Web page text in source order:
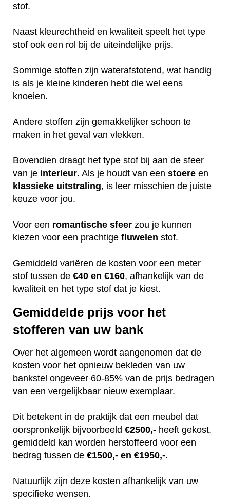
stof.
Naast kleurechtheid en kwaliteit speelt het type
stof ook een rol bij de uiteindelijke prijs.
Sommige stoffen zijn waterafstotend, wat handig
is als je kleine kinderen hebt die wel eens
knoeien.
Andere stoffen zijn gemakkelijker schoon te
maken in het geval van vlekken.
Bovendien draagt het type stof bij aan de sfeer
van je interieur. Als je houdt van een stoere en
klassieke uitstraling, is leer misschien de juiste
keuze voor jou.
Voor een romantische sfeer zou je kunnen
kiezen voor een prachtige fluwelen stof.
Gemiddeld variëren de kosten voor een meter
stof tussen de €40 en €160, afhankelijk van de
kwaliteit en het type stof dat je kiest.
Gemiddelde prijs voor het
stofferen van uw bank
Over het algemeen wordt aangenomen dat de
kosten voor het opnieuw bekleden van uw
bankstel ongeveer 60-85% van de prijs bedragen
van een vergelijkbaar nieuw exemplaar.
Dit betekent in de praktijk dat een meubel dat
oorspronkelijk bijvoorbeeld €2500,- heeft gekost,
gemiddeld kan worden herstoffeerd voor een
bedrag tussen de €1500,- en €1950,-.
Natuurlijk zijn deze kosten afhankelijk van uw
specifieke wensen.